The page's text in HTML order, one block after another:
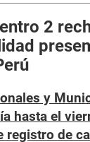
2
y
hasta el
registro de